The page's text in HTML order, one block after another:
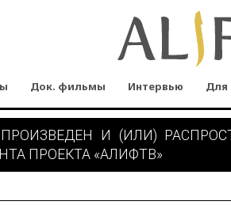
Док. фильмы Интервью Для
И (ИЛИ)
ПРОЕКТА «АЛИФТВ»